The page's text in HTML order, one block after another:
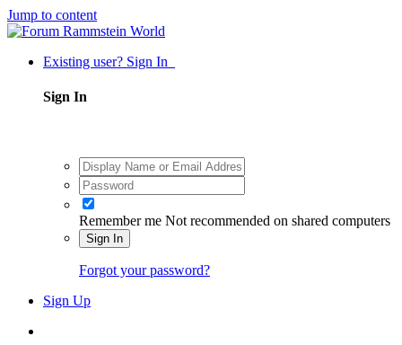
Jump to content
Existing user? Sign In
Sign In
Remember me Not recommended on shared computers
Sign In
Forgot your password?
Sign Up